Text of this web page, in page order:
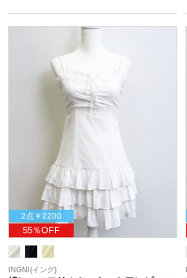
2点￥2200
55％OFF
INGNI(イング)